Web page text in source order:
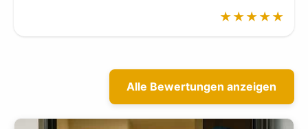
★★★★★
Alle Bewertungen anzeigen